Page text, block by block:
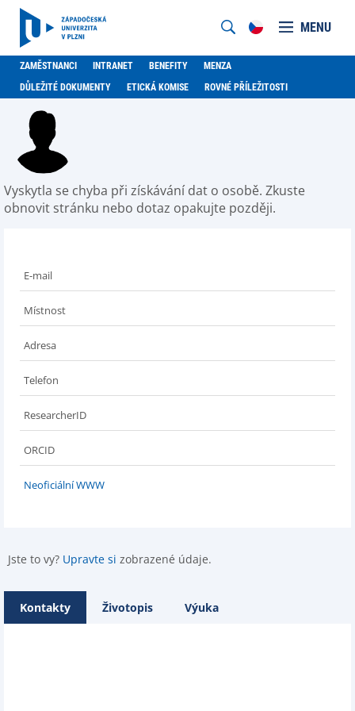
MENU
ZAMĚSTNANCI INTRANET BENEFITY
MENZA
DŮLEŽITÉ DOKUMENTY
ETICKÁ KOMISE ROVNÉ PŘÍLEŽITOSTI
Vyskytla se chyba při získávání dat o osobě. Zkuste
obnovit stránku nebo dotaz opakujte později.
E-mail
Místnost
Adresa
Telefon
ResearcherID
ORCID
Neoficiální WWW
Jste to vy? Upravte si zobrazené údaje.
Kontakty Životopis Výuka